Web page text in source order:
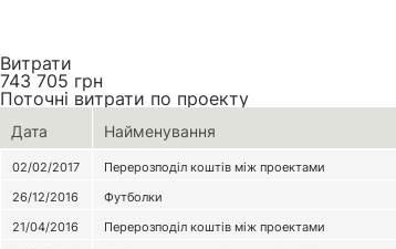
Витрати
743 705 грн
Поточні витрати по проекту
Дата Найменування
02/02/2017 Перерозподіл коштів між проектами
26/12/2016
Футболки
21/04/2016
Перерозподіл коштів між проектами